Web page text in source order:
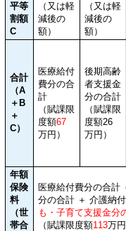
平等
割額
C
（又は軽
減後の
額）
（又は軽
減後の
額）
合計
（A
＋B
＋
C）
医療給付
費分の合
計
（賦課限
度額67
万円）
後期高齢
者支援金
分の合計
（賦課限
度額26
万円）
年額
保険
料
（世
帯合
医療給付費分の合計
分の合計 ＋ 介護納付
も・子育て支援金分
（賦課限度額113万円